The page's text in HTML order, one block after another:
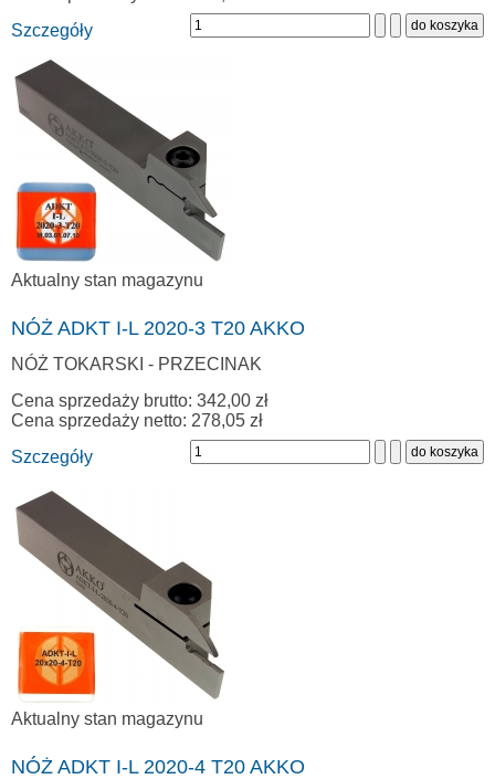
Szczegóły
Aktualny stan magazynu
NÓŻ ADKT I-L 2020-3 T20 AKKO
NÓŻ TOKARSKI - PRZECINAK
Cena sprzedaży brutto: 342,00 zł
Cena sprzedaży netto: 278,05 zł
Szczegóły
Aktualny stan magazynu
NÓŻ ADKT I-L 2020-4 T20 AKKO